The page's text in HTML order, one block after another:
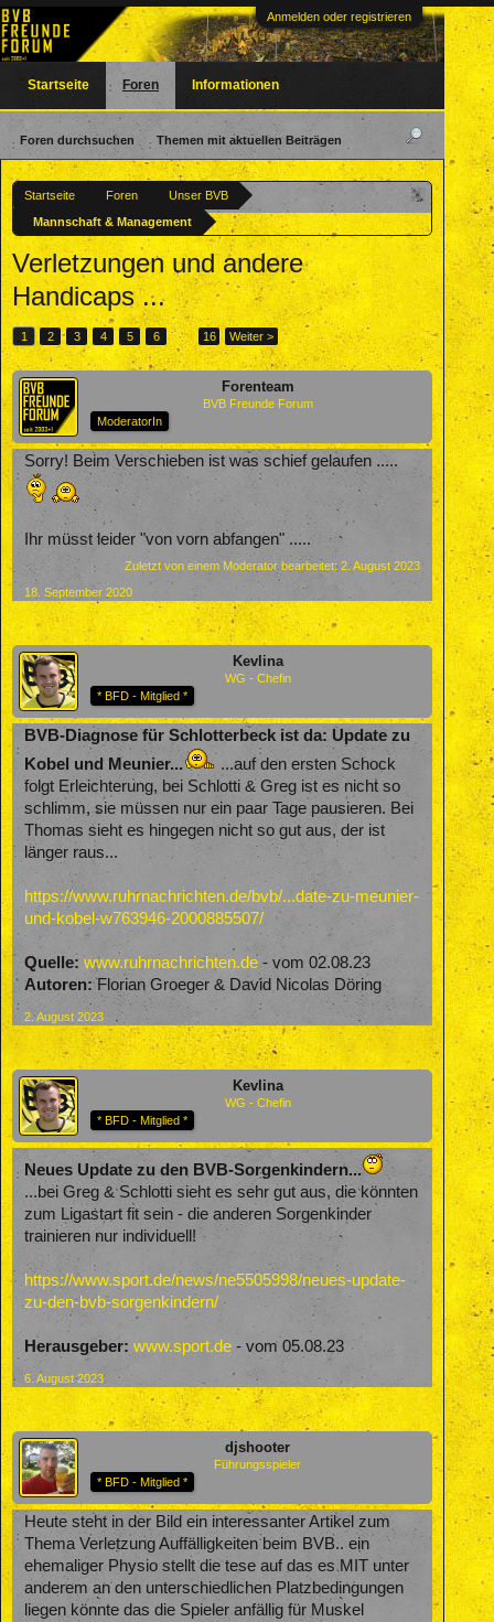
Anmelden oder registrieren
Startseite Foren
Unser BVB
Mannschaft & Management
Verletzungen und andere
Handicaps ...
1 2 3 4 5 6 → 16 Weiter >
Forenteam
BVB Freunde Forum
ModeratorIn
Sorry! Beim Verschieben ist was schief gelaufen .....
Ihr müsst leider "von vorn abfangen" .....
Zuletzt von einem Moderator bearbeitet:2. August 2023
18. September 2020
Kevlina
WG - Chefin
* BFD - Mitglied *
BVB-Diagnose für Schlotterbeck ist da: Update zu
Kobel und Meunier...
...auf den ersten Schock
folgt Erleichterung, bei Schlotti & Greg ist es nicht so
schlimm, sie müssen nur ein paar Tage pausieren. Bei
Thomas sieht es hingegen nicht so gut aus, der ist
länger raus...
https://www.ruhrnachrichten.de/bvb/...date-zu-meunier-
und-kobel-w763946-2000885507/
Quelle: www.ruhrnachrichten.de - vom 02.08.23
Autoren:Florian Groeger & David Nicolas Döring
2. August 2023
Kevlina
WG - Chefin
* BFD - Mitglied *
Neues Update zu den BVB-Sorgenkindern...
...bei Greg & Schlotti sieht es sehr gut aus, die könnten
zum Ligastart fit sein - die anderen Sorgenkinder
trainieren nur individuell!
https://www.sport.de/news/ne5505998/neues-update-
zu-den-bvb-sorgenkindern/
Herausgeber: www.sport.de - vom 05.08.23
6. August 2023
djshooter
Führungsspieler
* BFD - Mitglied *
Heute steht in der Bild ein interessanter Artikel zum
Thema Verletzung Auffälligkeiten beim BVB.. ein
ehemaliger Physio stellt die tese auf das es MIT unter
anderem an den unterschiedlichen Platzbedingungen
liegen könnte das die Spieler anfällig für Muskel
Startseite Foren
Foren durchsuchen Themen mit aktuellen Beiträgen
Informationen